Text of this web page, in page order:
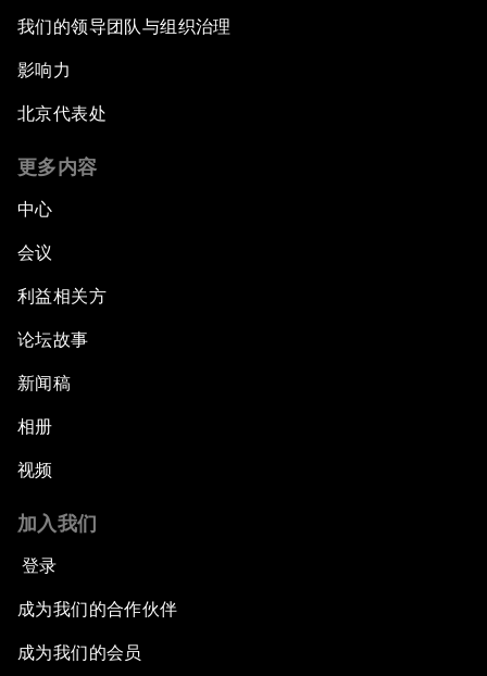
我们的领导团队与组织治理
影响力
北京代表处
更多内容
中心
会议
利益相关方
论坛故事
新闻稿
相册
视频
加入我们
登录
成为我们的合作伙伴
成为我们的会员